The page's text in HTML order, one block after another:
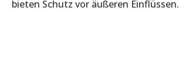
bieten Schutz vor äußeren Einflüssen.